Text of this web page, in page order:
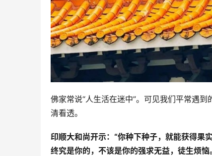
佛家常说“人生活在迷中”。可见我们平常遇
清看透。
印顺大和尚开示：“你种下种子，就能获得果
终究是你的，不该是你的强求无益，徒生烦恼